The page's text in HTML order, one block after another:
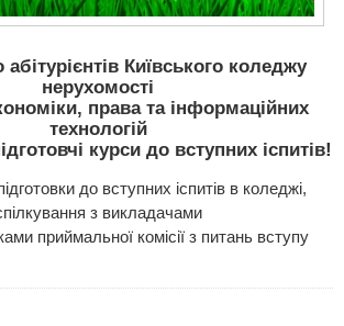
Київського коледжу
нерухомості
права та інформаційних
технологій
курси до вступних іспитів!
до вступних іспитів в коледжі,
з викладачами
приймальної комісії з питань вступу